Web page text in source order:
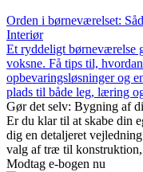
Orden i børneværelset:
Interiør
Et ryddeligt børneværelse
voksne. Få tips til,
opbevaringsløsninger og
plads til både leg, læring
Gør det selv: Bygning af
Er du klar til at skabe din
dig en detaljeret
valg af træ til konstruktion,
Modtag e-bogen nu